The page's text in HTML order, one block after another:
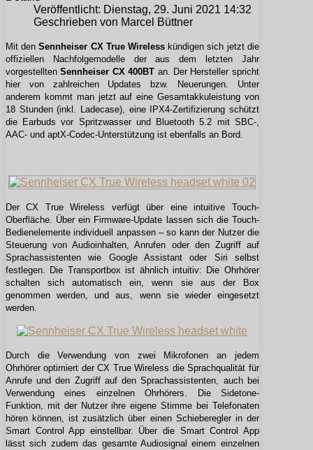
Veröffentlicht: Dienstag, 29. Juni 2021 14:32
Geschrieben von Marcel Büttner
Mit denSennheiser CX True Wireless kündigen sich jetzt die
offiziellen Nachfolgemodelle der aus dem letzten Jahr
vorgestelltenSennheiser CX 400BT an. Der Hersteller spricht
hier von zahlreichen Updates bzw. Neuerungen. Unter
anderem kommt man jetzt auf eine Gesamtakkuleistung von
18 Stunden (inkl. Ladecase), eine IPX4-Zertifizierung schützt
die Earbuds vor Spritzwasser und Bluetooth 5.2 mit SBC-,
AAC- und aptX-Codec-Unterstützung ist ebenfalls an Bord.
Der CX True Wireless verfügt über eine intuitive Touch-
Oberfläche. Über ein Firmware-Update lassen sich die Touch-
Bedienelemente individuell anpassen – so kann der Nutzer die
Steuerung von Audioinhalten, Anrufen oder den Zugriff auf
Sprachassistenten wie Google Assistant oder Siri selbst
festlegen. Die Transportbox ist ähnlich intuitiv: Die Ohrhörer
schalten sich automatisch ein, wenn sie aus der Box
genommen werden, und aus, wenn sie wieder eingesetzt
werden.
Durch die Verwendung von zwei Mikrofonen an jedem
Ohrhörer optimiert der CX True Wireless die Sprachqualität für
Anrufe und den Zugriff auf den Sprachassistenten, auch bei
Verwendung eines einzelnen Ohrhörers. Die Sidetone-
Funktion, mit der Nutzer ihre eigene Stimme bei Telefonaten
hören können, ist zusätzlich über einen Schieberegler in der
Smart Control App einstellbar. Über die Smart Control App
lässt sich zudem das gesamte Audiosignal einem einzelnen